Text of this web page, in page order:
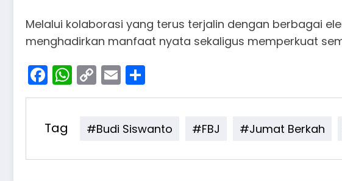
Melalui kolaborasi yang terus terjalin dengan berbagai
menghadirkan manfaat nyata sekaligus memperkuat
Facebook
WhatsApp
Copy
Link
Email
Tag #Budi Siswanto #FBJ #Jumat Berkah